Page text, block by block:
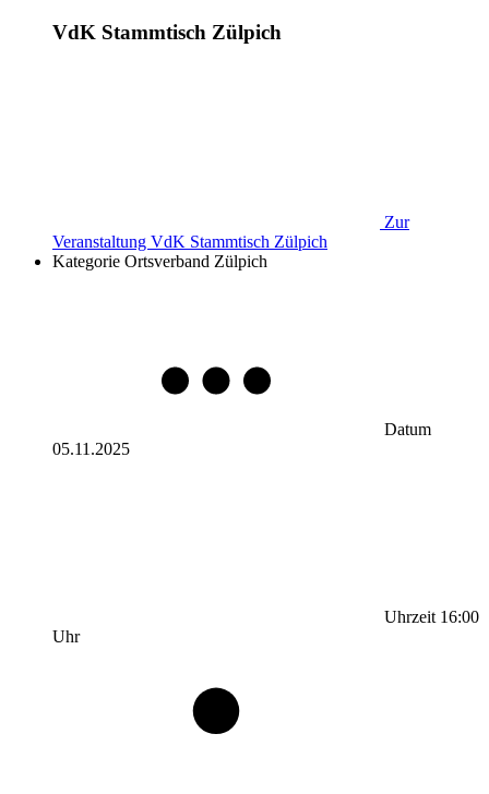
VdK Stammtisch Zülpich
Zur
Veranstaltung VdK Stammtisch Zülpich
Kategorie Ortsverband Zülpich
Datum
05.11.2025
Uhrzeit 16:00
Uhr